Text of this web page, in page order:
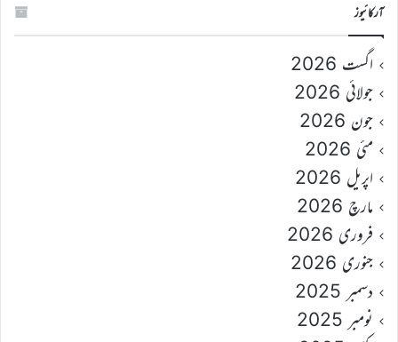
آرکائیوز
اگست 2026
جولائی 2026
جون 2026
مئی 2026
اپریل 2026
مارچ 2026
فروری 2026
جنوری 2026
دسمبر 2025
نومبر 2025